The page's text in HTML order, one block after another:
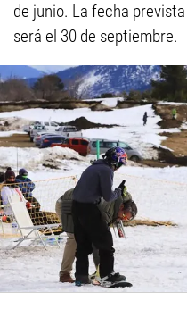
de junio. La fecha
será el 30 de septiembre.